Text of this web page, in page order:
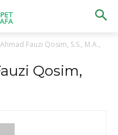
Fauzi Qosim, S.S., M.A.,
Qosim,